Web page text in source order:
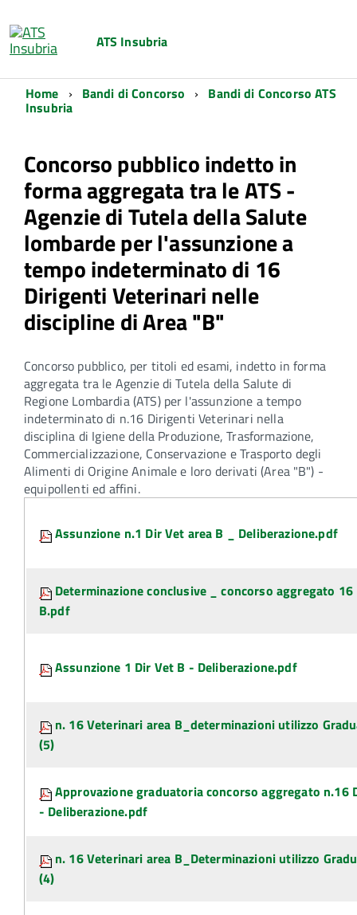
ATS Insubria
Home Bandi di Concorso Bandi di Concorso ATS
Insubria
Concorso pubblico indetto in
forma aggregata tra le ATS -
Agenzie di Tutela della Salute
lombarde per l'assunzione a
tempo indeterminato di 16
Dirigenti Veterinari nelle
discipline di Area "B"
Concorso pubblico, per titoli ed esami, indetto in forma
aggregata tra le Agenzie di Tutela della Salute di
Regione Lombardia (ATS) per l'assunzione a tempo
indeterminato di n.16 Dirigenti Veterinari nella
disciplina di Igiene della Produzione, Trasformazione,
Commercializzazione, Conservazione e Trasporto degli
Alimenti di Origine Animale e loro derivati (Area "B") -
equipollenti ed affini.
Assunzione n.1 Dir Vet area B _ Deliberazione.pdf
Determinazione conclusive _ concorso aggregato 16
B.pdf
Assunzione 1 Dir Vet B - Deliberazione.pdf
n. 16 Veterinari area B_determinazioni utilizzo
(5)
Approvazione graduatoria concorso aggregato n.16
- Deliberazione.pdf
n. 16 Veterinari area B_Determinazioni utilizzo
(4)